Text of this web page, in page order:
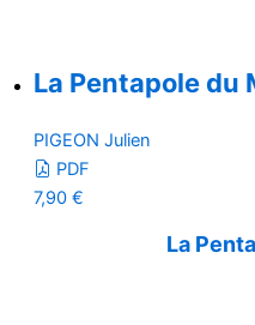
La Pentapole du
PIGEON Julien
PDF
7,90 €
La